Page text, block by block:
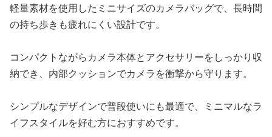
軽量素材を使用したミニサイズのカメラバッグで、長時間
の持ち歩きも疲れにくい設計です。
コンパクトながらカメラ本体とアクセサリーをしっかり収
納でき、内部クッションでカメラを衝撃から守ります。
シンプルなデザインで普段使いにも最適で、ミニマルなラ
イフスタイルを好む方におすすめです。